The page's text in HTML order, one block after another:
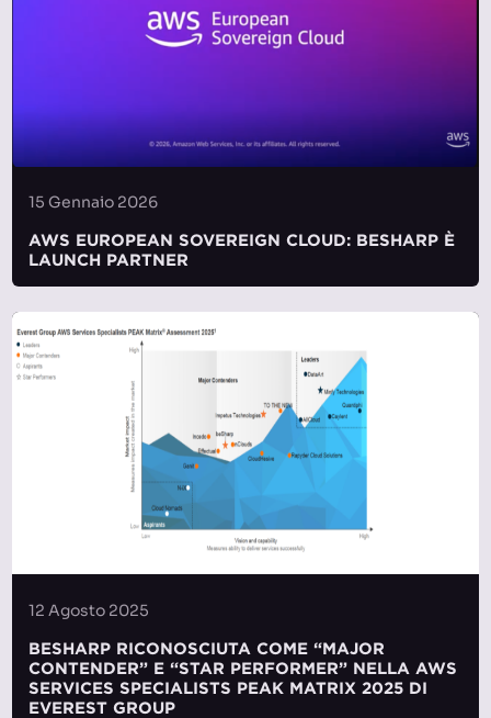
15 Gennaio 2026
AWS EUROPEAN SOVEREIGN CLOUD: BESHARP È
LAUNCH PARTNER
12 Agosto 2025
BESHARP RICONOSCIUTA COME “MAJOR
CONTENDER” E “STAR PERFORMER” NELLA AWS
SERVICES SPECIALISTS PEAK MATRIX 2025 DI
EVEREST GROUP